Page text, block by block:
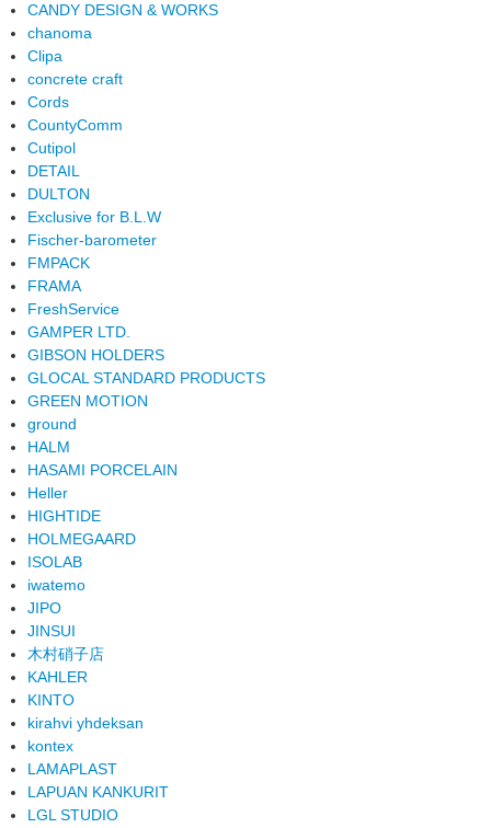
CANDY DESIGN & WORKS
chanoma
Clipa
concrete craft
Cords
CountyComm
Cutipol
DETAIL
DULTON
Exclusive for B.L.W
Fischer-barometer
FMPACK
FRAMA
FreshService
GAMPER LTD.
GIBSON HOLDERS
GLOCAL STANDARD PRODUCTS
GREEN MOTION
ground
HALM
HASAMI PORCELAIN
Heller
HIGHTIDE
HOLMEGAARD
ISOLAB
iwatemo
JIPO
JINSUI
木村硝子店
KAHLER
KINTO
kirahvi yhdeksan
kontex
LAMAPLAST
LAPUAN KANKURIT
LGL STUDIO